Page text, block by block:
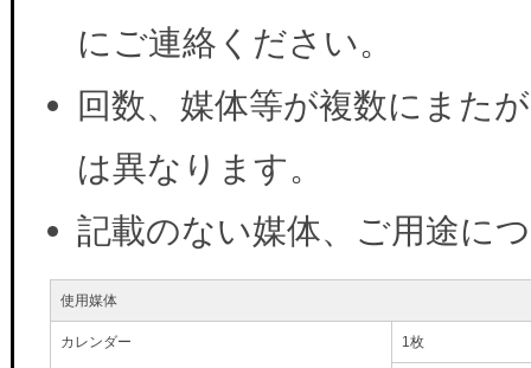
にご連絡ください。
回数、媒体等が複数にまた
は異なります。
記載のない媒体、ご用途に
使用媒体
カレンダー 1枚